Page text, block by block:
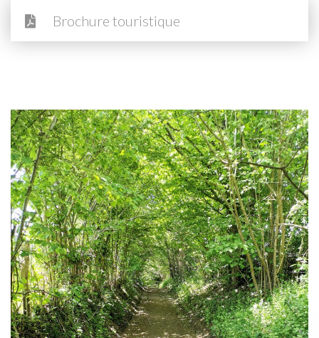
Brochure touristique